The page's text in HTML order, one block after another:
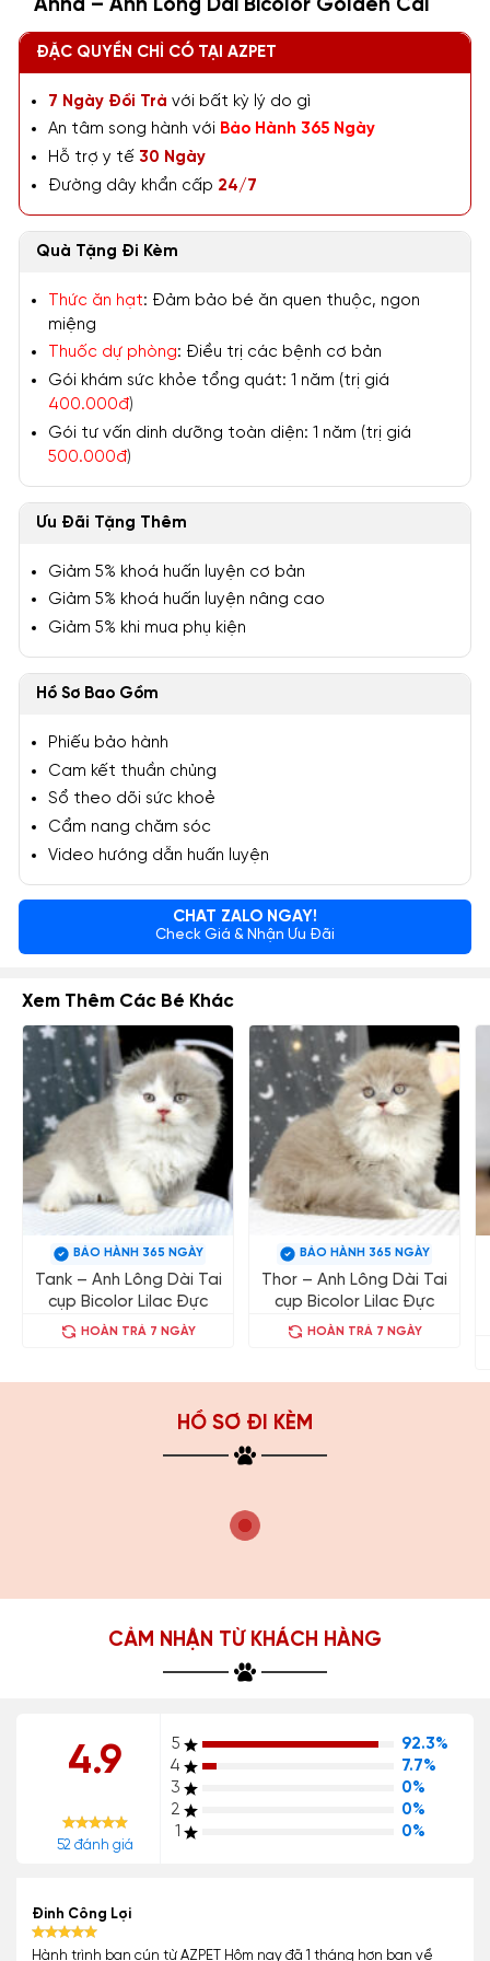
Anna – Anh Lông Dài Bicolor Golden Cái
ĐẶC QUYỀN CHỈ CÓ TẠI AZPET
7 Ngày Đổi Trả với bất kỳ lý do gì
An tâm song hành với Bảo Hành 365 Ngày
Hỗ trợ y tế 30 Ngày
Đường dây khẩn cấp 24/7
Quà Tặng Đi Kèm
Thức ăn hạt: Đảm bảo bé ăn quen thuộc, ngon
miệng
Thuốc dự phòng: Điều trị các bệnh cơ bản
Gói khám sức khỏe tổng quát: 1 năm (trị giá
400.000đ)
Gói tư vấn dinh dưỡng toàn diện: 1 năm (trị giá
500.000đ)
Ưu Đãi Tặng Thêm
Giảm 5% khoá huấn luyện cơ bản
Giảm 5% khoá huấn luyện nâng cao
Giảm 5% khi mua phụ kiện
Hồ Sơ Bao Gồm
Phiếu bảo hành
Cam kết thuần chủng
Sổ theo dõi sức khoẻ
Cẩm nang chăm sóc
Video hướng dẫn huấn luyện
CHAT ZALO NGAY!
Check Giá & Nhận Ưu Đãi
Xem Thêm Các Bé Khác
BẢO HÀNH 365 NGÀY
Tank – Anh Lông Dài Tai
cụp Bicolor Lilac Đực
HOÀN TRẢ 7 NGÀY
BẢO HÀNH 365 NGÀY
Thor – Anh Lông Dài Tai
cụp Bicolor Lilac Đực
HOÀN TRẢ 7 NGÀY
HỒ SƠ ĐI KÈM
CẢM NHẬN TỪ KHÁCH HÀNG
4.9
52 đánh giá
5
92.3%
4
7.7%
3
0%
2
0%
1
0%
Đinh Công Lợi
Hành trình bạn cún từ AZPET Hôm nay đã 1 tháng hơn bạn về